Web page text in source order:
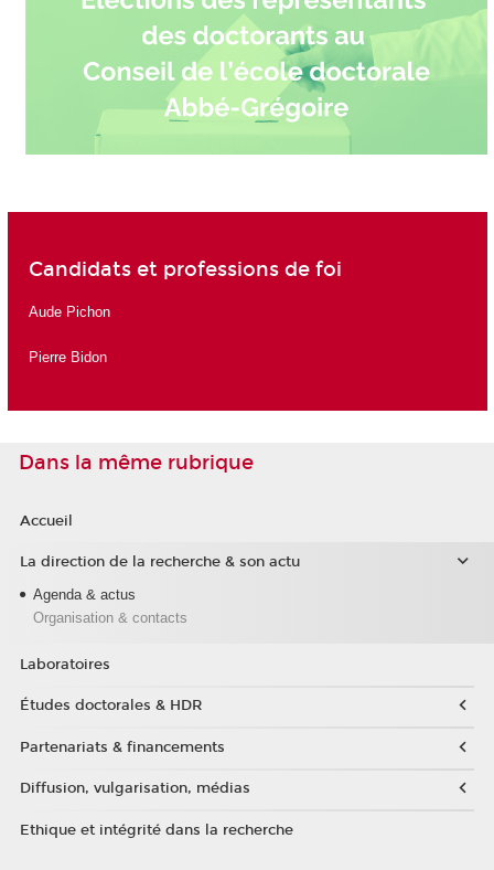
Candidats et professions de foi
Aude Pichon
Pierre Bidon
Dans la même rubrique
Accueil
La direction de la recherche & son actu
Agenda & actus
Organisation & contacts
Laboratoires
Études doctorales & HDR
Partenariats & financements
Diffusion, vulgarisation, médias
Ethique et intégrité dans la recherche